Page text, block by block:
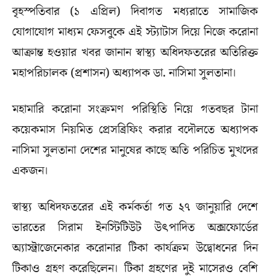
বৃহস্পতিবার (১ এপ্রিল) দিবাগত মধ্যরাতে সামাজিক
যোগাযোগ মাধ্যম ফেসবুকে এই স্ট্যাটাস দিয়ে নিজে করোনা
আক্রান্ত হওয়ার খবর জানান স্বাস্থ্য অধিদফতরের অতিরিক্ত
মহাপরিচালক (প্রশাসন) অধ্যাপক ডা. নাসিমা সুলতানা।
মহামারি করোনা সংক্রমণ পরিস্থিতি নিয়ে গতবছর টানা
কয়েকমাস নিয়মিত প্রেসব্রিফিং করার বদৌলতে অধ্যাপক
নাসিমা সুলতানা দেশের মানুষের কাছে অতি পরিচিত মুখদের
একজন।
স্বাস্থ্য অধিদফতরের এই কর্মকর্তা গত ২৭ জানুয়ারি দেশে
ভারতের সিরাম ইনস্টিটিউট উৎপাদিত অক্সফোর্ডের
অ্যাস্ট্রাজেনেকার করোনার টিকা কার্যক্রম উদ্বোধনের দিন
টিকাও গ্রহণ করেছিলেন। টিকা গ্রহণের দুই মাসেরও বেশি